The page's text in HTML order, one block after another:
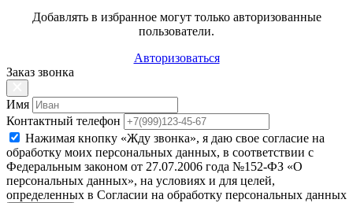
Добавлять в избранное могут только авторизованные
пользователи.
Авторизоваться
Заказ звонка
Имя
Контактный телефон
Нажимая кнопку «Жду звонка», я даю свое согласие на
обработку моих персональных данных, в соответствии с
Федеральным законом от 27.07.2006 года №152-ФЗ «О
персональных данных», на условиях и для целей,
определенных в Согласии на обработку персональных данных